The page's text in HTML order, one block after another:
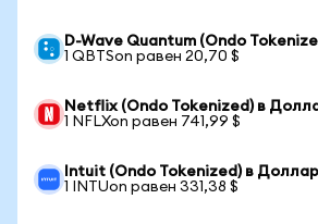
D-Wave Quantum (Ondo
1 QBTSon равен 20,70 $
Netflix (Ondo Tokenized) в
1 NFLXon равен 741,99 $
Intuit (Ondo Tokenized) в
1 INTUon равен 331,38 $